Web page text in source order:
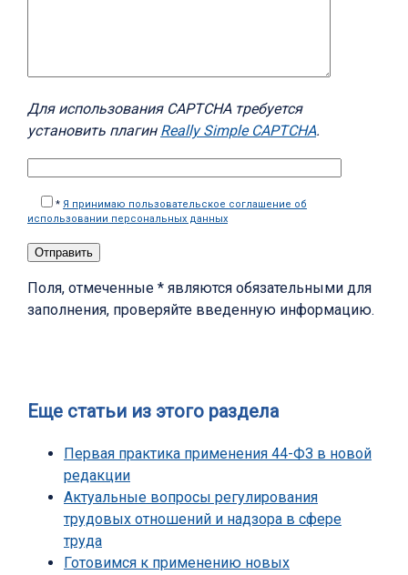
Для использования CAPTCHA требуется
установить плагин Really Simple CAPTCHA.
* Я принимаю пользовательское соглашение об
использовании персональных данных
Поля, отмеченные * являются обязательными для
заполнения, проверяйте введенную информацию.
Еще статьи из этого раздела
Первая практика применения 44-ФЗ в новой
редакции
Актуальные вопросы регулирования
трудовых отношений и надзора в сфере
труда
Готовимся к применению новых